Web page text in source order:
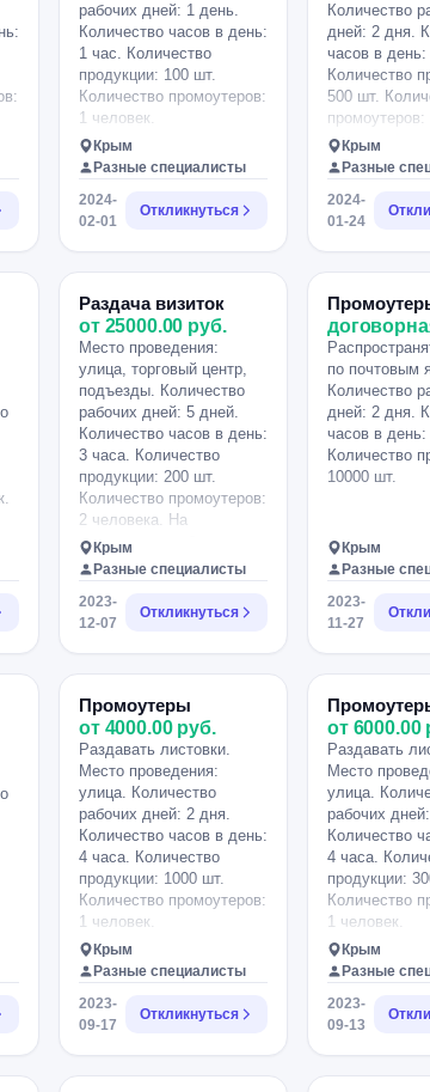
рабочих дней: 1 день.
Количество часов в день:
1 час. Количество
продукции: 100 шт.
Количество промоутеров:
1 человек.
Крым
Разные специалисты
2024-
02-01
Откликнуться
Количество
дней: 2 дня.
часов в день:
Количество
500 шт.
промоутеров:
Крым
Разные
2024-
01-24
Раздача визиток
от 25000.00 руб.
Место проведения:
улица, торговый центр,
подъезды. Количество
рабочих дней: 5 дней.
Количество часов в день:
3 часа. Количество
продукции: 200 шт.
Количество промоутеров:
2 человека. На
постоянную работу.
Пожелания и
особенности: Зарплата в
зависимости от
загруженности
промоутера.За всеми
подробностями
Крым
Разные специалисты
2023-
12-07
Откликнуться
по почтовым
Количество
дней: 2 дня.
часов в день:
Количество
10000 шт.
Крым
Разные
2023-
11-27
Промоутеры
от 4000.00 руб.
Раздавать листовки.
Место проведения:
улица. Количество
рабочих дней: 2 дня.
Количество часов в день:
4 часа. Количество
продукции: 1000 шт.
Количество промоутеров:
1 человек.
Крым
Разные специалисты
2023-
09-17
Откликнуться
от 6000.00
Раздавать
Место
улица.
рабочих
Количество
4 часа.
продукции:
Количество
1 человек.
Крым
Разные
2023-
09-13